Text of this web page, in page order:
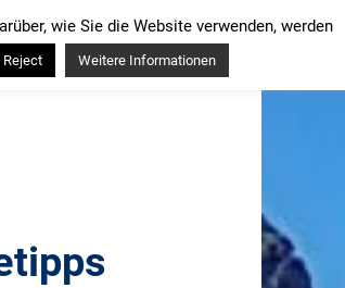
wie Sie die Website verwenden, werden
Reject Weitere Informationen